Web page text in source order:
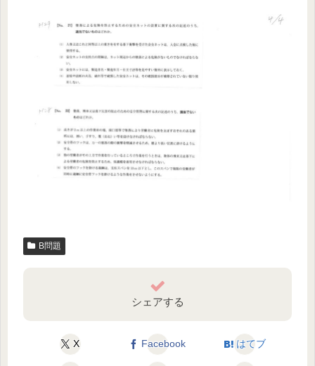
B問題
シェアする
X Facebook はてブ